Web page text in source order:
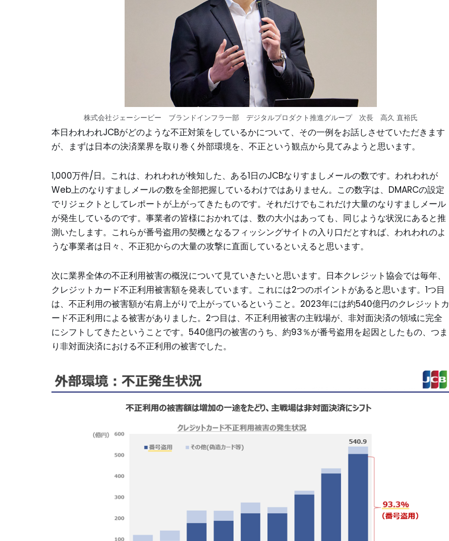
株式会社ジェーシービー ブランドインフラ一部 デジタルプロダクト推進グループ 次長 高久 直裕氏
本日われわれJCBがどのような不正対策をしているかについて、その一例をお話しさせていただきます
が、まずは日本の決済業界を取り巻く外部環境を、不正という観点から見てみようと思います。
1,000万件/日。これは、われわれが検知した、ある1日のJCBなりすましメールの数です。われわれが
Web上のなりすましメールの数を全部把握しているわけではありません。この数字は、DMARCの設定
でリジェクトとしてレポートが上がってきたものです。それだけでもこれだけ大量のなりすましメール
が発生しているのです。事業者の皆様におかれては、数の大小はあっても、同じような状況にあると推
測いたします。これらが番号盗用の契機となるフィッシングサイトの入り口だとすれば、われわれのよ
うな事業者は日々、不正犯からの大量の攻撃に直面しているといえると思います。
次に業界全体の不正利用被害の概況について見ていきたいと思います。日本クレジット協会では毎年、
クレジットカード不正利用被害額を発表しています。これには2つのポイントがあると思います。1つ目
は、不正利用の被害額が右肩上がりで上がっているということ。2023年には約540億円のクレジットカ
ード不正利用による被害がありました。2つ目は、不正利用被害の主戦場が、非対面決済の領域に完全
にシフトしてきたということです。540億円の被害のうち、約93％が番号盗用を起因としたもの、つま
り非対面決済における不正利用の被害でした。